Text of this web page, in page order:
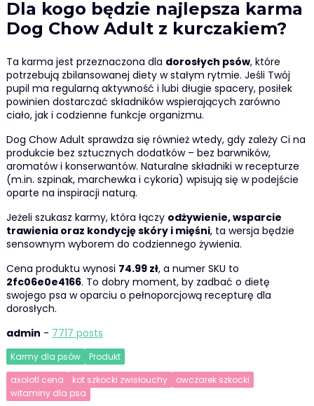
Dla kogo będzie najlepsza karma
Dog Chow Adult z kurczakiem?
Ta karma jest przeznaczona dla dorosłych psów, które
potrzebują zbilansowanej diety w stałym rytmie. Jeśli Twój
pupil ma regularną aktywność i lubi długie spacery, posiłek
powinien dostarczać składników wspierających zarówno
ciało, jak i codzienne funkcje organizmu.
Dog Chow Adult sprawdza się również wtedy, gdy zależy Ci na
produkcie bez sztucznych dodatków – bez barwników,
aromatów i konserwantów. Naturalne składniki w recepturze
(m.in. szpinak, marchewka i cykoria) wpisują się w podejście
oparte na inspiracji naturą.
Jeżeli szukasz karmy, która łączy odżywienie, wsparcie
trawienia oraz kondycję skóry i mięśni, ta wersja będzie
sensownym wyborem do codziennego żywienia.
Cena produktu wynosi 74.99 zł, a numer SKU to
2fc06e0e4166. To dobry moment, by zadbać o dietę
swojego psa w oparciu o pełnoporcjową recepturę dla
dorosłych.
admin - 7717 posts
Karmy dla psów
Produkt
axolotl cena
kot szkocki zwisłouchy
owczarek szkocki
witaminy dla psa